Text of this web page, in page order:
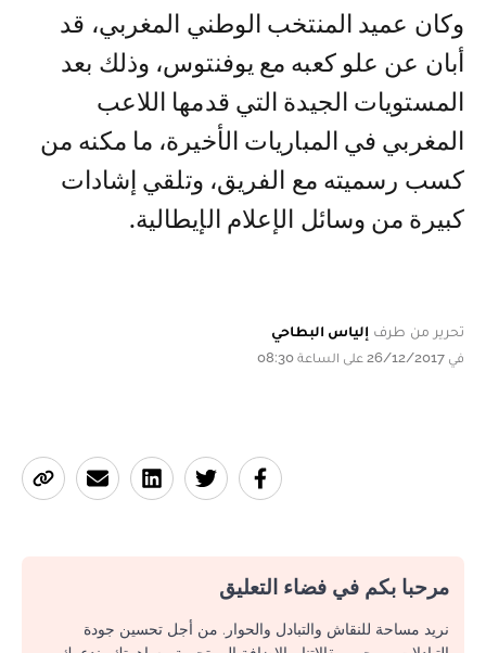
وكان عميد المنتخب الوطني المغربي، قد
أبان عن علو كعبه مع يوفنتوس، وذلك بعد
المستويات الجيدة التي قدمها اللاعب
المغربي في المباريات الأخيرة، ما مكنه من
كسب رسميته مع الفريق، وتلقي إشادات
كبيرة من وسائل الإعلام الإيطالية.
تحرير من طرف إلياس البطاحي
في 26/12/2017 على الساعة 08:30
مرحبا بكم في فضاء التعليق
نريد مساحة للنقاش والتبادل والحوار. من أجل تحسين جودة